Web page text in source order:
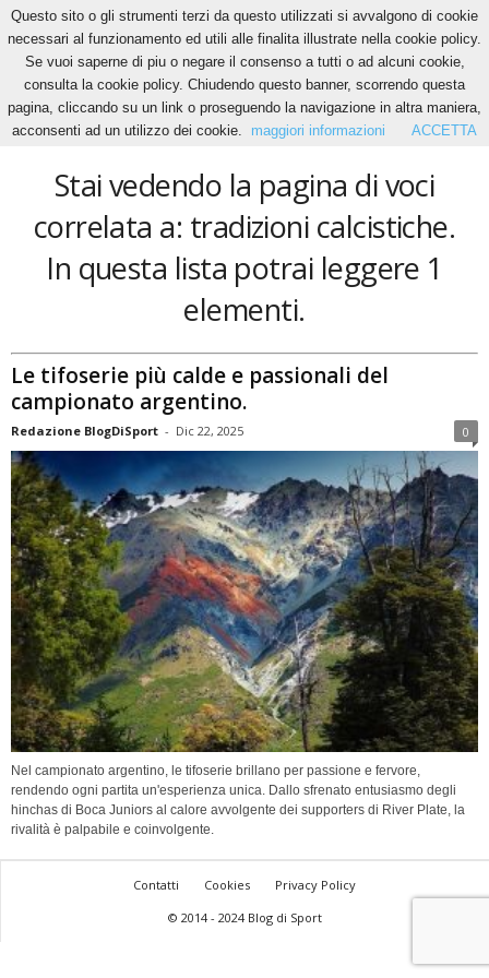
Home Tags Tradizioni calcistiche
tradizioni calcistiche
Stai vedendo la pagina di voci
correlata a: tradizioni calcistiche.
In questa lista potrai leggere 1
elementi.
Le tifoserie più calde e passionali del
campionato argentino.
Redazione BlogDiSport - Dic 22, 2025 0
Nel campionato argentino, le tifoserie brillano per passione e fervore,
rendendo ogni partita un'esperienza unica. Dallo sfrenato entusiasmo degli
hinchas di Boca Juniors al calore avvolgente dei supporters di River Plate, la
rivalità è palpabile e coinvolgente.
Contatti Cookies
Privacy Policy
© 2014 - 2024 Blog di Sport
Questo sito o gli strumenti terzi da questo utilizzati si avvalgono di cookie
necessari al funzionamento ed utili alle finalita illustrate nella cookie policy.
Se vuoi saperne di piu o negare il consenso a tutti o ad alcuni cookie,
consulta la cookie policy. Chiudendo questo banner, scorrendo questa
pagina, cliccando su un link o proseguendo la navigazione in altra maniera,
acconsenti ad un utilizzo dei cookie.
maggiori informazioni ACCETTA